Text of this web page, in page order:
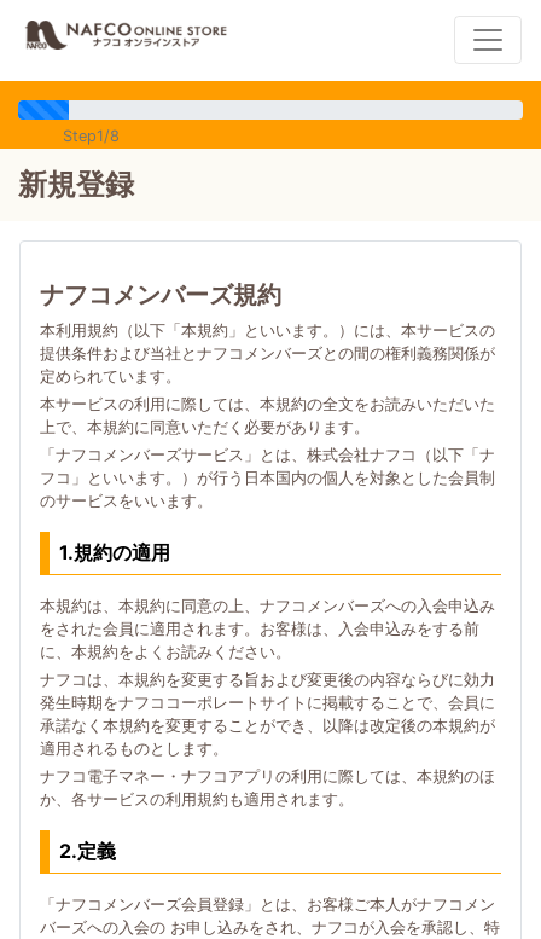
Step1/8
新規登録
ナフコメンバーズ規約
本利用規約（以下「本規約」といいます。）には、本サービスの
提供条件および当社とナフコメンバーズとの間の権利義務関係が
定められています。
本サービスの利用に際しては、本規約の全文をお読みいただいた
上で、本規約に同意いただく必要があります。
「ナフコメンバーズサービス」とは、株式会社ナフコ（以下「ナ
フコ」といいます。）が行う日本国内の個人を対象とした会員制
のサービスをいいます。
1.規約の適用
本規約は、本規約に同意の上、ナフコメンバーズへの入会申込み
をされた会員に適用されます。お客様は、入会申込みをする前
に、本規約をよくお読みください。
ナフコは、本規約を変更する旨および変更後の内容ならびに効力
発生時期をナフココーポレートサイトに掲載することで、会員に
承諾なく本規約を変更することができ、以降は改定後の本規約が
適用されるものとします。
ナフコ電子マネー・ナフコアプリの利用に際しては、本規約のほ
か、各サービスの利用規約も適用されます。
2.定義
「ナフコメンバーズ会員登録」とは、お客様ご本人がナフコメン
バーズへの入会の お申し込みをされ、ナフコが入会を承認し、特